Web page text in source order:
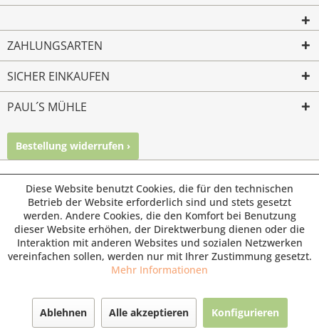
ZAHLUNGSARTEN
SICHER EINKAUFEN
PAUL´S MÜHLE
Bestellung widerrufen ›
© Paul's Mühle | Inhaber: Christof Paul e.K. | Westring 2 |
45659 Recklinghausen
Fax: 02361 -28831 | E-Mail: info@pauls-muehle.de
Diese Website benutzt Cookies, die für den technischen
Betrieb der Website erforderlich sind und stets gesetzt
werden. Andere Cookies, die den Komfort bei Benutzung
dieser Website erhöhen, der Direktwerbung dienen oder die
Interaktion mit anderen Websites und sozialen Netzwerken
vereinfachen sollen, werden nur mit Ihrer Zustimmung gesetzt.
Mehr Informationen
Ablehnen Alle akzeptieren Konfigurieren